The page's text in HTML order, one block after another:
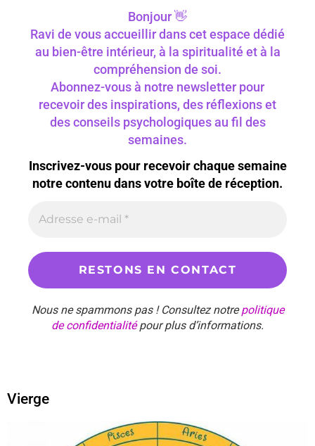
Bonjour 👋
Ravi de vous accueillir dans cet espace dédié
au bien-être intérieur, à la spiritualité et à la
compréhension de soi.
Abonnez-vous à notre newsletter pour
recevoir des inspirations, des réflexions et
des conseils psychologiques au fil des
semaines.
Inscrivez-vous pour recevoir chaque semaine
notre contenu dans votre boîte de réception.
Nous ne spammons pas ! Consultez notrepolitique
de confidentialitépour plus d’informations.
Vierge